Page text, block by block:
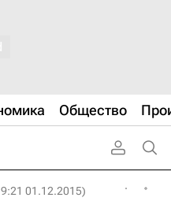
Общество
01.12.2015)